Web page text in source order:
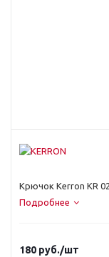
Крючок Kerron KR
Подробнее
180 руб./шт